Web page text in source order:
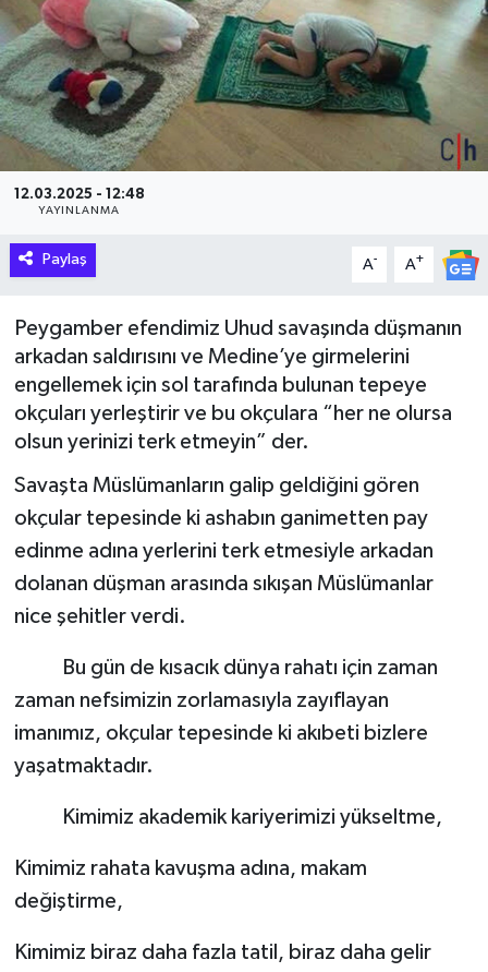
12.03.2025 - 12:48
YAYINLANMA
Paylaş A- A+
Peygamber efendimiz Uhud savaşında düşmanın
arkadan saldırısını ve Medine’ye girmelerini
engellemek için sol tarafında bulunan tepeye
okçuları yerleştirir ve bu okçulara “her ne olursa
olsun yerinizi terk etmeyin” der.
Savaşta Müslümanların galip geldiğini gören
okçular tepesinde ki ashabın ganimetten pay
edinme adına yerlerini terk etmesiyle arkadan
dolanan düşman arasında sıkışan Müslümanlar
nice şehitler verdi.
Bu gün de kısacık dünya rahatı için zaman
zaman nefsimizin zorlamasıyla zayıflayan
imanımız, okçular tepesinde ki akıbeti bizlere
yaşatmaktadır.
Kimimiz akademik kariyerimizi yükseltme,
Kimimiz rahata kavuşma adına, makam
değiştirme,
Kimimiz biraz daha fazla tatil, biraz daha gelir
Hakkari Haber
İLGİNÇ HABERLER
KADIN
KÜLTÜR SANAT
MAGAZİN
MAKALE
POLİTİKA
REKLAM
SAĞLIK
SİYASET
SPOR
TEKNOLOJİ
YAŞAM